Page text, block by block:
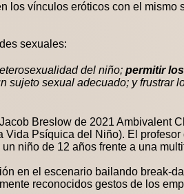
los vínculos eróticos con el mismo
sexuales:
del niño; permitir
sexual adecuado; y frustrar
Breslow de 2021 Ambivalent
Psíquica del Niño). El
niño de 12 años frente a una
en el escenario bailando break-
reconocidos gestos de los